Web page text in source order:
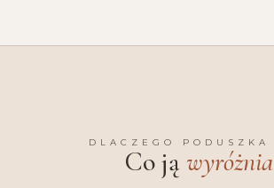
DLACZEGO PODUSZKA
Co ją wyróżnia